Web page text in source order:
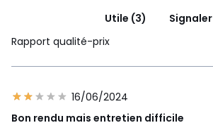
Utile (3)
Signaler
Rapport qualité-prix
16/06/2024
Bon rendu mais entretien difficile